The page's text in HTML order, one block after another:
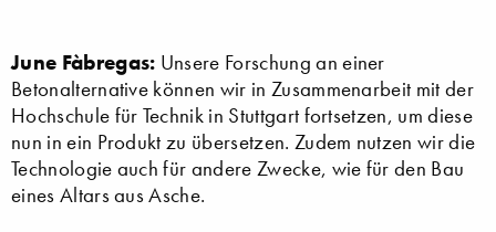
June Fàbregas: Unsere Forschung an einer
Betonalternative können wir in Zusammenarbeit mit der
Hochschule für Technik in Stuttgart fortsetzen, um diese
nun in ein Produkt zu übersetzen. Zudem nutzen wir die
Technologie auch für andere Zwecke, wie für den Bau
eines Altars aus Asche.